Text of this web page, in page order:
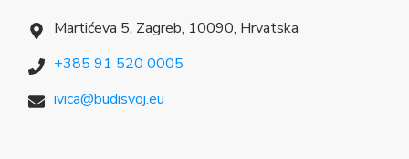
Martićeva 5, Zagreb, 10090, Hrvatska
+385 91 520 0005
ivica@budisvoj.eu